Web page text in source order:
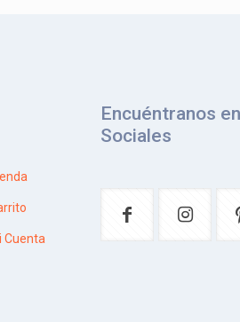
Cuenta
Encuéntranos
Sociales